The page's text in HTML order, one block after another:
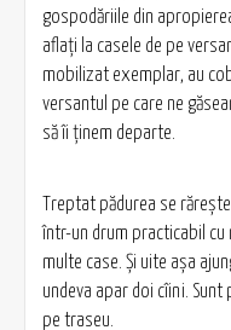
gospodăriile din
aflați la casele de pe
mobilizat exemplar, au
versantul pe care ne
să îi ținem departe.
Treptat pădurea se
într-un drum practicabil cu
multe case. Și uite așa
undeva apar doi cîini.
pe traseu.